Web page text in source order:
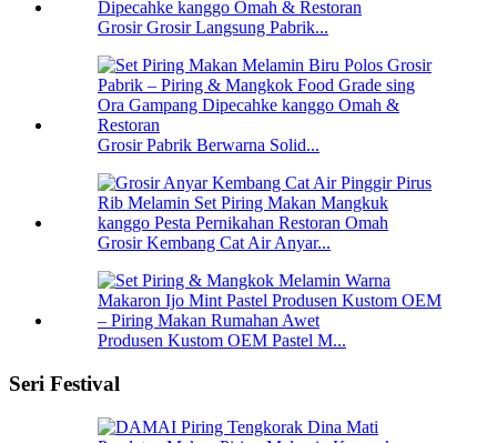
Grosir Grosir Langsung Pabrik...
Grosir Pabrik Berwarna Solid...
Grosir Kembang Cat Air Anyar...
Produsen Kustom OEM Pastel M...
Seri Festival